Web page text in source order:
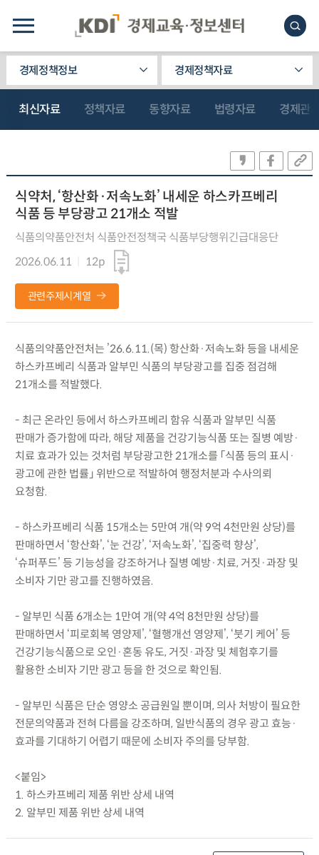
경제정책정보 경제정책자료
최신자료 정책자료 동향자료 법령자료 경제관
식약처, ‘항산화·저속노화’ 내세운 하스카프베리
식품 등 부당광고 21개소 적발
식품의약품안전처 식품안전정책국 식품부당행위긴급대응단
2026.06.11
12p
관련주제시계열
식품의약품안전처는 ’26.6.11.(목) 항산화·저속노화 등을 내세운
하스카프베리 식품과 알부민 식품의 부당광고를 집중 점검해
21개소를 적발했다.
- 최근 온라인 등에서 하스카프베리 함유 식품과 알부민 식품
판매가 증가함에 따라, 해당 제품을 건강기능식품 또는 질병 예방·
치료 효과가 있는 것처럼 부당광고한 21개소를 「식품 등의 표시·
광고에 관한 법률」 위반으로 적발하여 행정처분과 수사의뢰
요청함.
- 하스카프베리 식품 15개소는 5만여 개(약 9억 4천만원 상당)를
판매하면서 ‘항산화’, ‘눈 건강’, ‘저속노화’, ‘집중력 향상’,
‘슈퍼푸드’ 등 기능성을 강조하거나 질병 예방·치료, 거짓·과장 및
소비자 기만 광고를 진행하였음.
- 알부민 식품 6개소는 1만여 개(약 4억 8천만원 상당)를
판매하면서 ‘피로회복 영양제’, ‘혈행개선 영양제’, ‘붓기 케어’ 등
건강기능식품으로 오인·혼동 유도, 거짓·과장 및 체험후기를
활용한 소비자 기만 광고 등을 한 것으로 확인됨.
- 알부민 식품은 단순 영양소 공급원일 뿐이며, 의사 처방이 필요한
전문의약품과 전혀 다름을 강조하며, 일반식품의 경우 광고 효능·
효과를 기대하기 어렵기 때문에 소비자 주의를 당부함.
<붙임>
1. 하스카프베리 제품 위반 상세 내역
2. 알부민 제품 위반 상세 내역